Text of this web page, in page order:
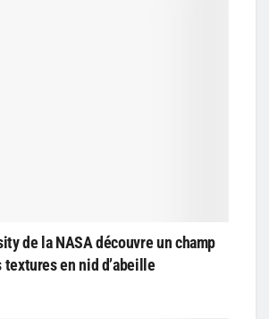
de la NASA découvre un champ
en nid d’abeille